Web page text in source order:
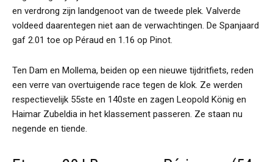
en verdrong zijn landgenoot van de tweede plek. Valverde
voldeed daarentegen niet aan de verwachtingen. De Spanjaard
gaf 2.01 toe op Péraud en 1.16 op Pinot.
Ten Dam en Mollema, beiden op een nieuwe tijdritfiets, reden
een verre van overtuigende race tegen de klok. Ze werden
respectievelijk 55ste en 140ste en zagen Leopold König en
Haimar Zubeldia in het klassement passeren. Ze staan nu
negende en tiende.